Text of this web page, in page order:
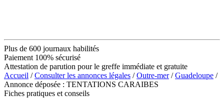
Plus de 600 journaux habilités
Paiement 100% sécurisé
Attestation de parution pour le greffe immédiate et gratuite
Accueil /Consulter les annonces légales /Outre-mer/Guadeloupe /
Annonce déposée : TENTATIONS CARAIBES
Fiches pratiques et conseils